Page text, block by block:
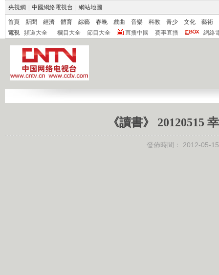
央視網 中國網絡電視台 網站地圖
首頁 新聞 經濟 體育 綜藝 春晚 戲曲 音樂 科教 青少 文化
藝術
電視
頻道大全 欄目大全 節目大全 直播中國 賽事直播 網絡
《讀書》 20120515
發佈時間： 2012-05-